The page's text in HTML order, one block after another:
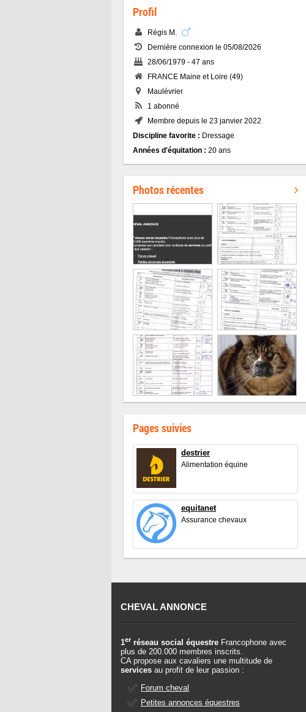
Profil
Régis M.
Dernière connexion le 05/08/2026
28/06/1979 - 47 ans
FRANCE Maine et Loire (49)
Maulévrier
1 abonné
Membre depuis le 23 janvier 2022
Discipline favorite : Dressage
Années d'équitation : 20 ans
Photos récentes
Pages suivies
destrier
Alimentation équine
equitanet
Assurance chevaux
CHEVAL ANNONCE
1er réseau social équestre Francophone avec
plus de 200.000 membres inscrits.
CA propose aux cavaliers une multitude de
services au profit de leur passion :
Forum cheval
Petites annonces équestres